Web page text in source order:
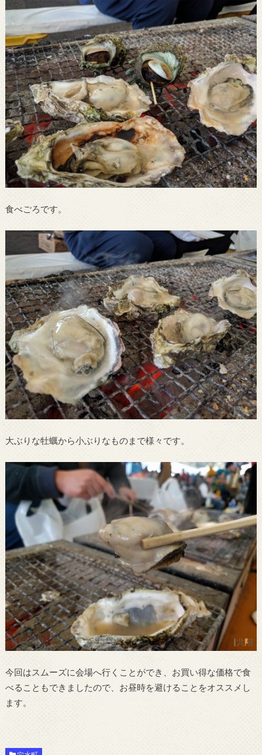
食べごろです。
大ぶりな牡蠣から小ぶりなものまで様々です。
今回はスムーズに会場へ行くことができ、お買い得な価格で食
べることもできましたので、お昼時を避けることをオススメし
ます。